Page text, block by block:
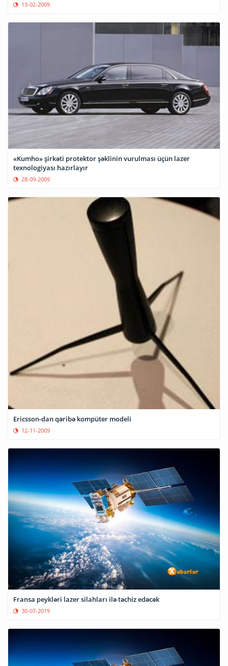
13-02-2009
«Kumho» şirkəti protektor şəklinin vurulması üçün lazer
texnologiyası hazırlayır
28-09-2009
Ericsson-dan qəribə kompüter modeli
12-11-2009
Fransa peykləri lazer silahları ilə təchiz edəcək
30-07-2019